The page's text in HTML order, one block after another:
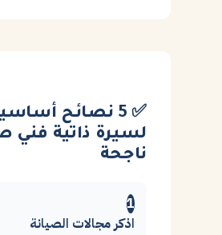
✅ 5 نصائح
لسيرة ذاتية فني
ناجحة
1
اذكر مجالات الصيانة